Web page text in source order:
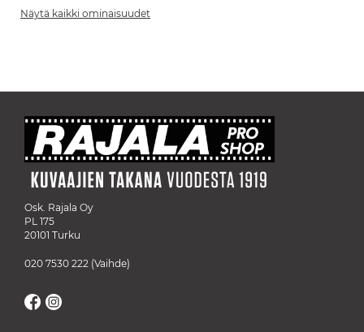
Näytä kaikki ominaisuudet
Osk. Rajala Oy
PL 175
20101 Turku
020 7530 222 (Vaihde)